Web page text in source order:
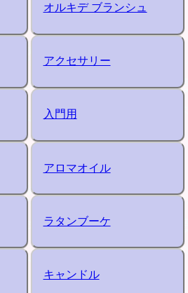
オルキデ ブランシュ
アクセサリー
入門用
アロマオイル
ラタンブーケ
キャンドル